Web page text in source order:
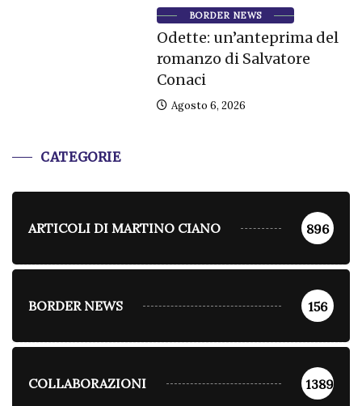
BORDER NEWS
Odette: un’anteprima del
romanzo di Salvatore
Conaci
Agosto 6, 2026
CATEGORIE
ARTICOLI DI MARTINO CIANO 896
BORDER NEWS 156
COLLABORAZIONI 1389